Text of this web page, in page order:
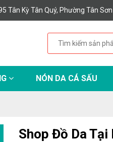
Tân Kỳ Tân Quý, Phường Tân Sơn
NÓN DA CÁ SẤU
Shop Đồ Da Tại